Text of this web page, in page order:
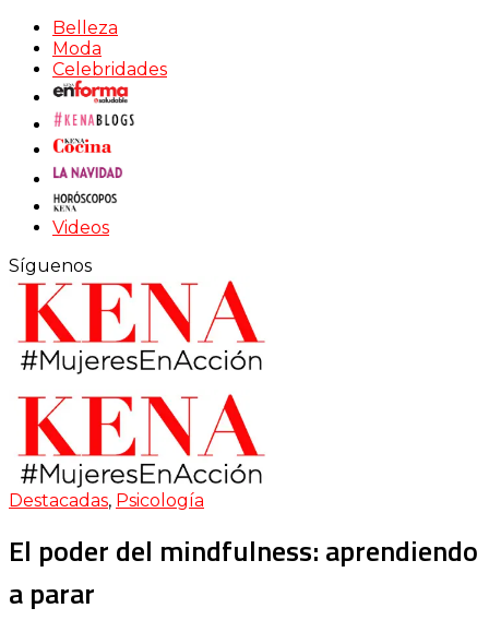
Belleza
Moda
Celebridades
Videos
Síguenos
Destacadas, Psicología
El poder del mindfulness: aprendiendo
a parar